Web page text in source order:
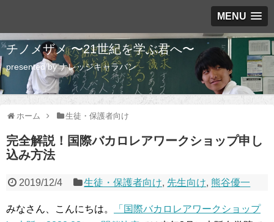
MENU
チノメザメ 〜21世紀を学ぶ君へ〜
presented by ナレッジキャラバン
ホーム 生徒・保護者向け
完全解説！国際バカロレアワークショップ申し
込み方法
2019/12/4 生徒・保護者向け, 先生向け, 熊谷優一
みなさん、こんにちは。
「国際バカロレアワークショップ